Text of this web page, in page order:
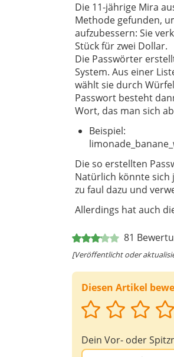
Die 11-jährige Mira
Methode gefunden,
aufzubessern: Sie
Stück für zwei Dollar.
Die Passwörter
System. Aus einer
wählt sie durch
Passwort besteht
Wort, das man sich
Beispiel:
Die so erstellten
Natürlich könnte sich
zu faul dazu und
Allerdings hat auch
81
[Veröffentlicht oder
Diesen Artikel
Dein Vor- oder